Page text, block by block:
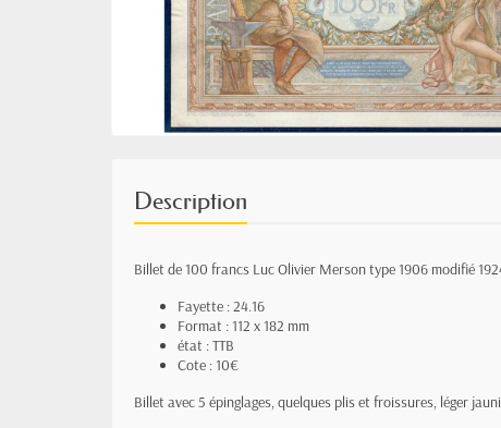
Description
Billet de 100 francs Luc Olivier Merson type 1906 modifié
Fayette : 24.16
Format : 112 x 182 mm
état : TTB
Cote : 10€
Billet avec 5 épinglages, quelques plis et froissures, léger